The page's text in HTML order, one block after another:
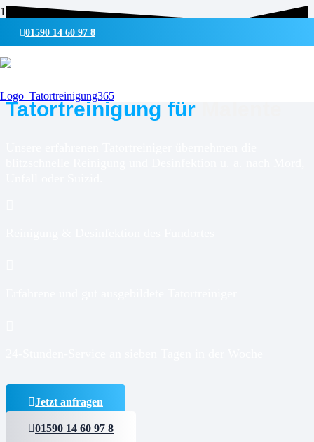
01590 14 60 97 8
Tatortreinigung für
Jetzt anfragen
01590 14 60 97 8